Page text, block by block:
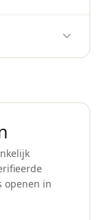
Voor
openen in